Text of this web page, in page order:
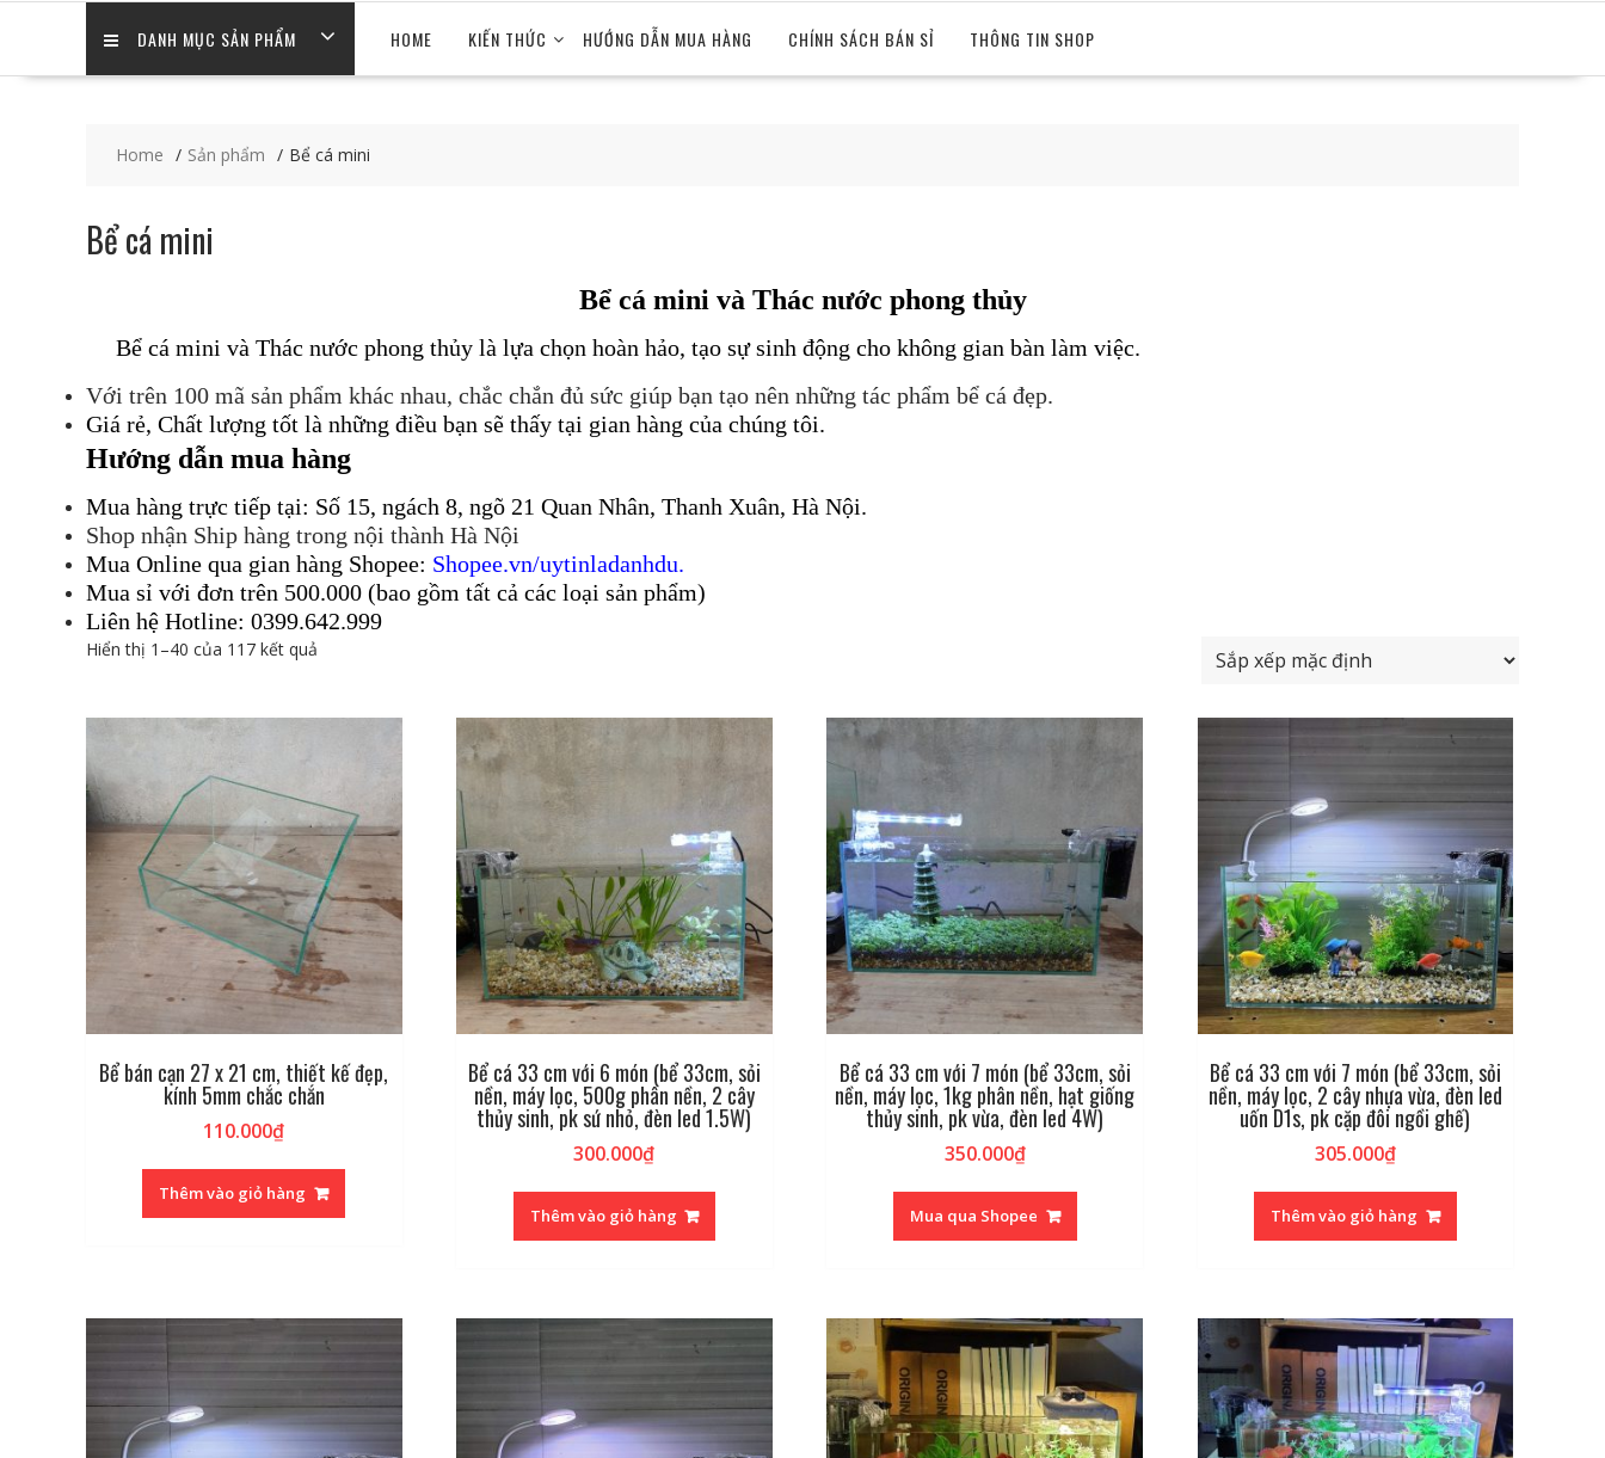
DANH MỤC SẢN PHẨM HOME KIẾN THỨC HƯỚNG DẪN MUA HÀNG CHÍNH SÁCH BÁN SỈ THÔNG TIN SHOP
Home Sản phẩm Bể cá mini
Bể cá mini
Bể cá mini và Thác nước phong thủy
Bể cá mini và Thác nước phong thủy là lựa chọn hoàn hảo, tạo sự sinh động cho không gian bàn làm việc.
Với trên 100 mã sản phẩm khác nhau, chắc chắn đủ sức giúp bạn tạo nên những tác phẩm bể cá đẹp.
Giá rẻ, Chất lượng tốt là những điều bạn sẽ thấy tại gian hàng của chúng tôi.
Hướng dẫn mua hàng
Mua hàng trực tiếp tại: Số 15, ngách 8, ngõ 21 Quan Nhân, Thanh Xuân, Hà Nội.
Shop nhận Ship hàng trong nội thành Hà Nội
Mua Online qua gian hàng Shopee: Shopee.vn/uytinladanhdu.
Mua sỉ với đơn trên 500.000 (bao gồm tất cả các loại sản phẩm)
Liên hệ Hotline: 0399.642.999
Hiển thị 1–40 của 117 kết quả
Bể bán cạn 27 x 21 cm, thiết kế đẹp,
kính 5mm chắc chắn
110.000₫
Thêm vào giỏ hàng
Bể cá 33 cm với 6 món (bể 33cm, sỏi
nền, máy lọc, 500g phân nền, 2 cây
thủy sinh, pk sứ nhỏ, đèn led 1.5W)
300.000₫
Thêm vào giỏ hàng
Bể cá 33 cm với 7 món (bể 33cm, sỏi
nền, máy lọc, 1kg phân nền, hạt giống
thủy sinh, pk vừa, đèn led 4W)
350.000₫
Mua qua Shopee
Bể cá 33 cm với 7 món (bể 33cm, sỏi
nền, máy lọc, 2 cây nhựa vừa, đèn led
uốn D1s, pk cặp đôi ngồi ghế)
305.000₫
Thêm vào giỏ hàng